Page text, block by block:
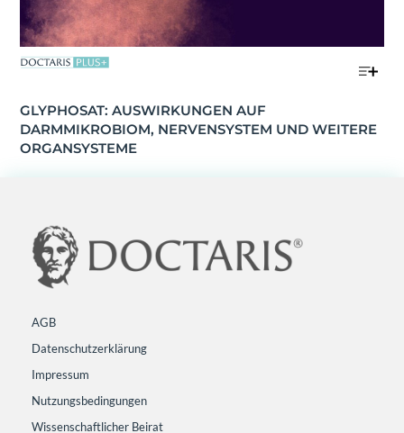
GLYPHOSAT: AUSWIRKUNGEN AUF
DARMMIKROBIOM, NERVENSYSTEM UND WEITERE
ORGANSYSTEME
AGB
Datenschutzerklärung
Impressum
Nutzungsbedingungen
Wissenschaftlicher Beirat